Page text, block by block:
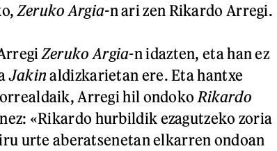
Zeruko Argia-n ari zen Rikardo Arregi.
Zeruko Argia-n idazten, eta han ez
Jakinaldizkarietan ere. Eta hantxe
Arregi hil ondoko Rikardo
«Rikardo hurbildik ezagutzeko zoria
urte aberatsenetan elkarren ondoan